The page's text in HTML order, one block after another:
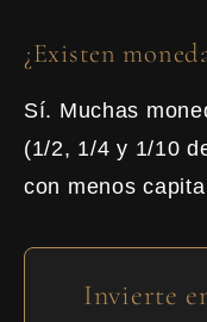
¿Existen
Sí. Muchas
(1/2, 1/4 y 1/10
con menos
Invierte